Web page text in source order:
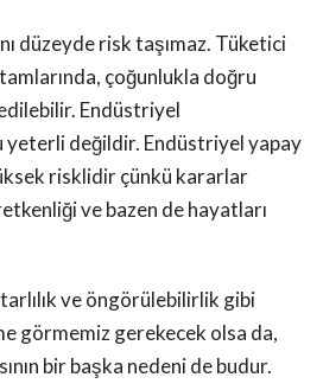
düzeyde risk taşımaz. Tüketici
çoğunlukla doğru
Endüstriyel
yeterli değildir. Endüstriyel yapay
risklidir çünkü kararlar
ve bazen de hayatları
ve öngörülebilirlik gibi
görmemiz gerekecek olsa da,
bir başka nedeni de budur.